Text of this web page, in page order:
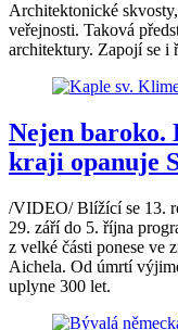
Architektonické
veřejnosti. Taková
architektury. Zapojí se i
Nejen baroko.
kraji opanuje
/VIDEO/ Blížící se 13.
29. září do 5. října
z velké části ponese ve
Aichela. Od úmrtí
uplyne 300 let.